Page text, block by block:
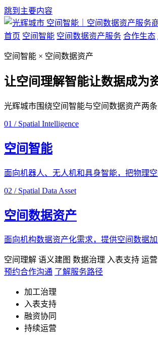
跳到主要内容
空间智能｜空间数据资产服务
首页 空间智能 空间数据资产服务 合作生态
空间智能 × 空间数据资产
让空间理解智能让数据成为
光辉城市围绕空间智能与空间数据资产两
01 / Spatial Intelligence
空间智能
面向机器人、无人机和具身智能，把物理
02 / Spatial Data Asset
空间数据资产
面向机构数据资产化需求，提供空间数据
空间理解 语义建图 数据治理 入表支持 运
预约合作沟通 了解服务路径
加工治理
入表支持
融资协同
持续运营